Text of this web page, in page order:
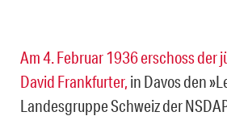
Am 4. Februar 1936 erschoss der
David Frankfurter, in Davos den
Landesgruppe Schweiz der